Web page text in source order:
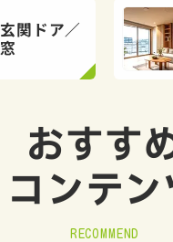
玄関ドア／
窓
おすす
コンテン
RECOMMEND